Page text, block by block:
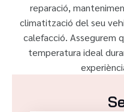
reparació,
climatització del seu
calefacció. Assegurem
temperatura ideal